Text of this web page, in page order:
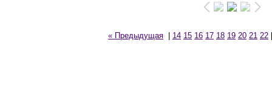
« Предыдущая 14 15 16 17 18 19 20 21 22